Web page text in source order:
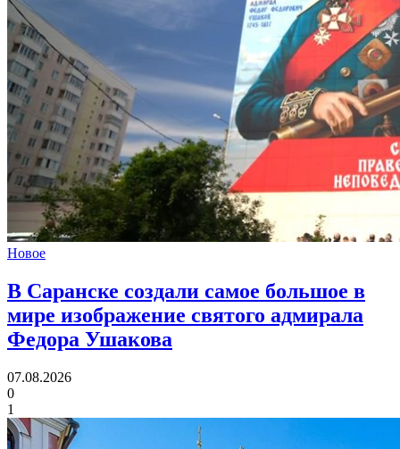
Новое
В Саранске создали самое большое в
мире изображение святого адмирала
Федора Ушакова
07.08.2026
0
1